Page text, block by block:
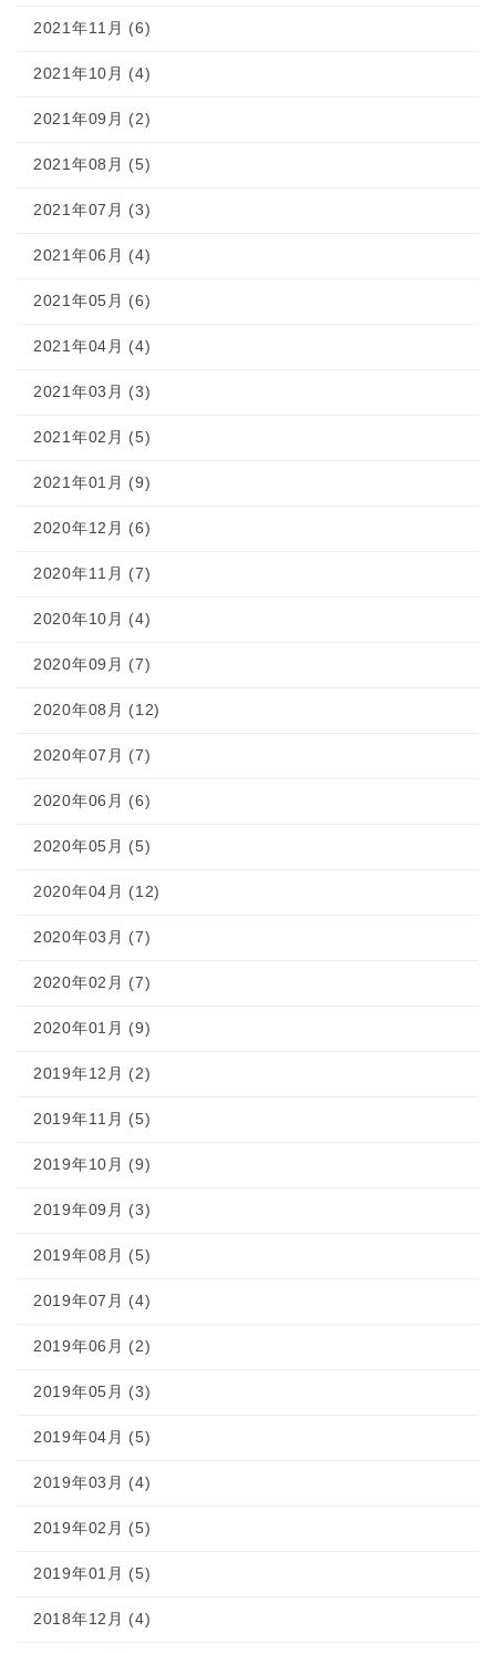
2021年11月 (6)
2021年10月 (4)
2021年09月 (2)
2021年08月 (5)
2021年07月 (3)
2021年06月 (4)
2021年05月 (6)
2021年04月 (4)
2021年03月 (3)
2021年02月 (5)
2021年01月 (9)
2020年12月 (6)
2020年11月 (7)
2020年10月 (4)
2020年09月 (7)
2020年08月 (12)
2020年07月 (7)
2020年06月 (6)
2020年05月 (5)
2020年04月 (12)
2020年03月 (7)
2020年02月 (7)
2020年01月 (9)
2019年12月 (2)
2019年11月 (5)
2019年10月 (9)
2019年09月 (3)
2019年08月 (5)
2019年07月 (4)
2019年06月 (2)
2019年05月 (3)
2019年04月 (5)
2019年03月 (4)
2019年02月 (5)
2019年01月 (5)
2018年12月 (4)